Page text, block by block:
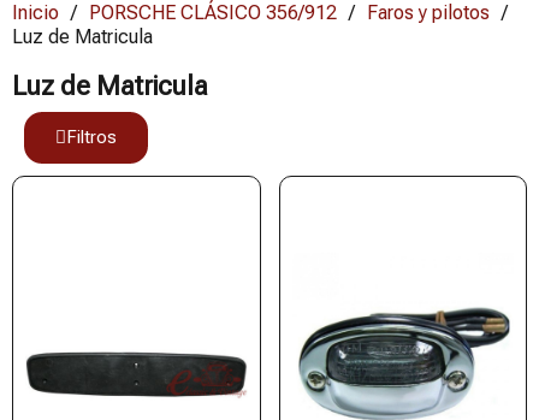
Inicio PORSCHE CLÁSICO 356/912
Faros y pilotos
Luz de Matricula
Luz de Matricula
Filtros